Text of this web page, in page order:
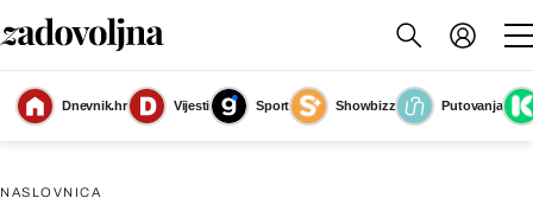
Dnevnik.hr Vijesti Sport Showbizz
Putovanja
(Foto: PR)
NASLOVNICA